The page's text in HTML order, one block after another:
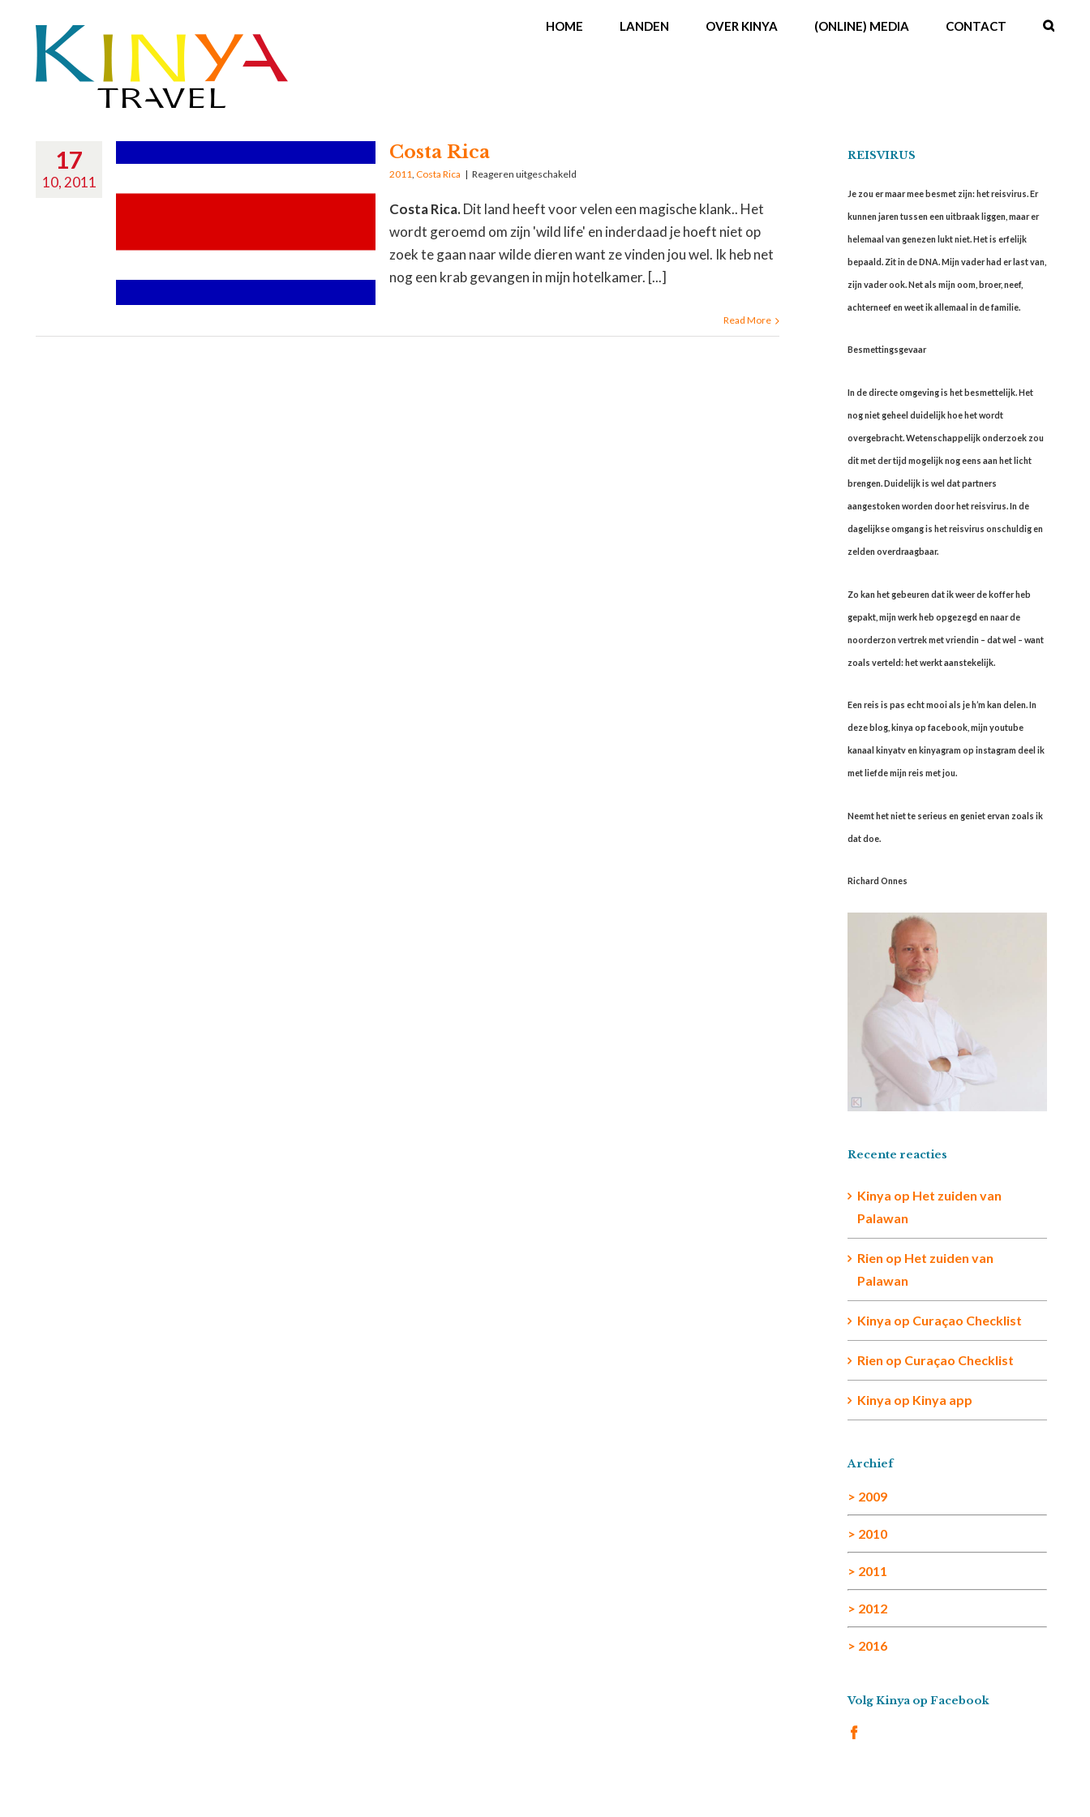
HOME LANDEN OVER KINYA (ONLINE) MEDIA CONTACT
17
10, 2011
Costa Rica
2011,Costa Rica | Reageren uitgeschakeld
Costa Rica.Dit land heeft voor velen een magische klank.. Het
wordt geroemd om zijn 'wild life' en inderdaad je hoeft niet op
zoek te gaan naar wilde dieren want ze vinden jou wel. Ik heb net
nog een krab gevangen in mijn hotelkamer. [...]
Read More
REISVIRUS
Je zou er maar mee besmet zijn: het reisvirus. Er
kunnen jaren tussen een uitbraak liggen, maar er
helemaal van genezen lukt niet. Het is erfelijk
bepaald. Zit in de DNA. Mijn vader had er last van,
zijn vader ook. Net als mijn oom, broer, neef,
achterneef en weet ik allemaal in de familie.
Besmettingsgevaar
In de directe omgeving is het besmettelijk. Het
nog niet geheel duidelijk hoe het wordt
overgebracht. Wetenschappelijk onderzoek zou
dit met der tijd mogelijk nog eens aan het licht
brengen. Duidelijk is wel dat partners
aangestoken worden door het reisvirus. In de
dagelijkse omgang is het reisvirus onschuldig en
zelden overdraagbaar.
Zo kan het gebeuren dat ik weer de koffer heb
gepakt, mijn werk heb opgezegd en naar de
noorderzon vertrek met vriendin – dat wel – want
zoals verteld: het werkt aanstekelijk.
Een reis is pas echt mooi als je h’m kan delen. In
deze blog, kinya op facebook, mijn youtube
kanaal kinyatv en kinyagram op instagram deel ik
met liefde mijn reis met jou.
Neemt het niet te serieus en geniet ervan zoals ik
dat doe.
Richard Onnes
Recente reacties
Kinya op Het zuiden van
Palawan
Rien op Het zuiden van
Palawan
Kinya op Curaçao Checklist
Rien op Curaçao Checklist
Kinya op Kinya app
Archief
> 2009
> 2010
> 2011
> 2012
> 2016
Volg Kinya op Facebook